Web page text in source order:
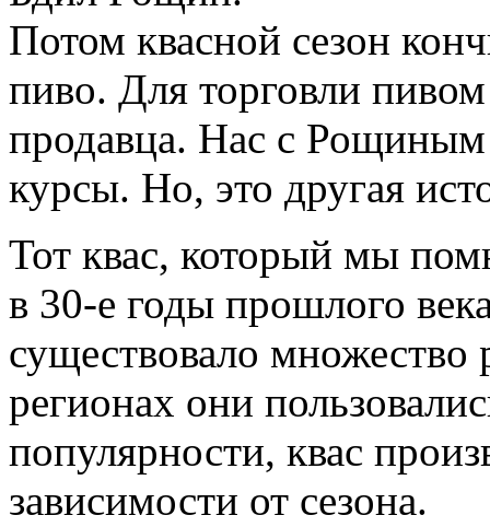
Тот квас, который мы
в 30-е годы прошлого
существовало множество
регионах они
популярности, квас
зависимости от сезона.
Промышленно
теплое время года, то
суперсезонным товаром.